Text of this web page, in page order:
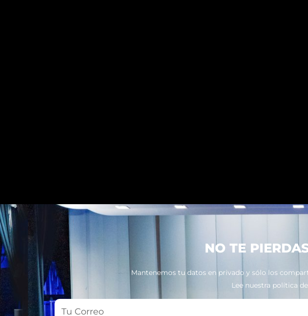
NO TE
Mantenemos tu datos en privado y sólo los
Lee nuestra política
Tu